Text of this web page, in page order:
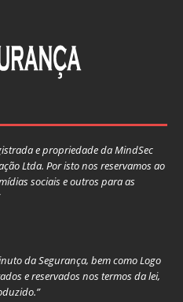
e propriedade da MindSec
Ltda. Por isto nos reservamos ao
sociais e outros para as
da Segurança, bem como Logo
e reservados nos termos da lei,